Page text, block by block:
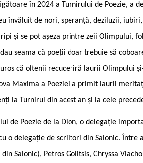
în 2024 a Turnirului de Poezie, a
învăluit de nori, speranță, deziluzii,
și se pot așeza printre zeii Olimpului,
seama că poeții doar trebuie să
că oltenii recuceriră laurii Olimpului
Maxima a Poeziei a primit laurii
la Turnirul din acest an și la cele
de Poezie de la Dion, o delegație
o delegație de scriitori din Salonic. Între
Salonic), Petros Golitsis, Chryssa